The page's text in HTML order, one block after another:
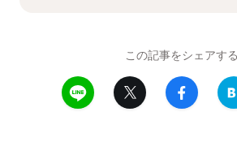
この記事をシェアする